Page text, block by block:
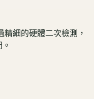
細的硬體二次檢測，